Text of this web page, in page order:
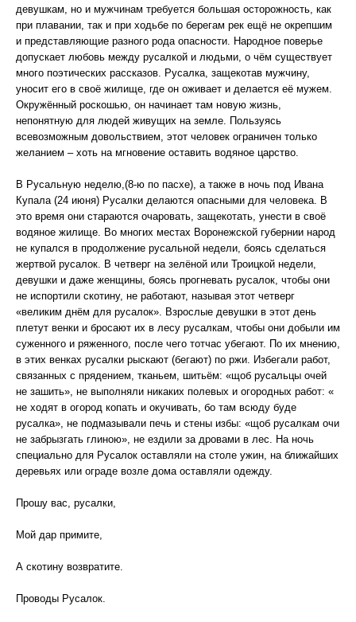
девушкам, но и мужчинам требуется большая осторожность, как
при плавании, так и при ходьбе по берегам рек ещё не окрепшим
и представляющие разного рода опасности. Народное поверье
допускает любовь между русалкой и людьми, о чём существует
много поэтических рассказов. Русалка, защекотав мужчину,
уносит его в своё жилище, где он оживает и делается её мужем.
Окружённый роскошью, он начинает там новую жизнь,
непонятную для людей живущих на земле. Пользуясь
всевозможным довольствием, этот человек ограничен только
желанием – хоть на мгновение оставить водяное царство.
В Русальную неделю,(8-ю по пасхе), а также в ночь под Ивана
Купала (24 июня) Русалки делаются опасными для человека. В
это время они стараются очаровать, защекотать, унести в своё
водяное жилище. Во многих местах Воронежской губернии народ
не купался в продолжение русальной недели, боясь сделаться
жертвой русалок. В четверг на зелёной или Троицкой недели,
девушки и даже женщины, боясь прогневать русалок, чтобы они
не испортили скотину, не работают, называя этот четверг
«великим днём для русалок». Взрослые девушки в этот день
плетут венки и бросают их в лесу русалкам, чтобы они добыли им
суженного и ряженного, после чего тотчас убегают. По их мнению,
в этих венках русалки рыскают (бегают) по ржи. Избегали работ,
связанных с прядением, тканьем, шитьём: «щоб русальцы очей
не зашить», не выполняли никаких полевых и огородных работ: «
не ходят в огород копать и окучивать, бо там всюду буде
русалка», не подмазывали печь и стены избы: «щоб русалкам очи
не забрызгать глиною», не ездили за дровами в лес. На ночь
специально для Русалок оставляли на столе ужин, на ближайших
деревьях или ограде возле дома оставляли одежду.
Прошу вас, русалки,
Мой дар примите,
А скотину возвратите.
Проводы Русалок.